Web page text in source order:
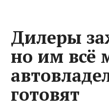
Дилеры
но им всё
готовят